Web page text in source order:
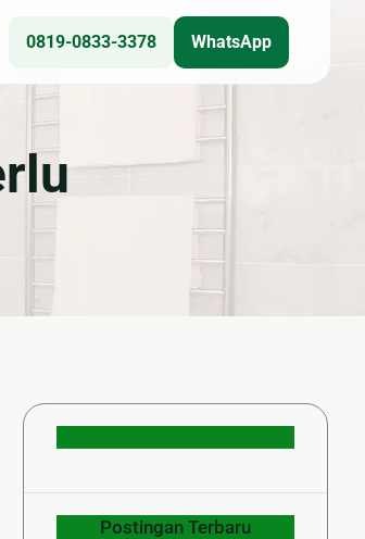
0819-0833-3378 WhatsApp
Lantai
Surya
Postingan Terbaru